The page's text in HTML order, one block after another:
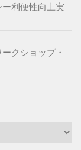
ー利便性向上実
クショップ・